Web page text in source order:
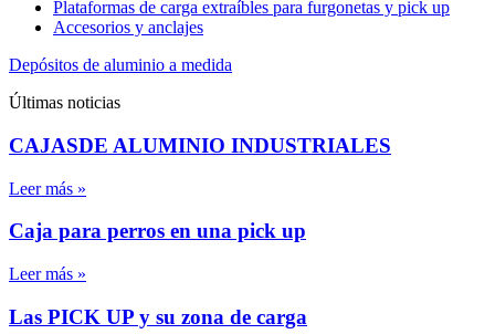
Plataformas de carga extraíbles para furgonetas y pick up
Accesorios y anclajes
Depósitos de aluminio a medida
Últimas noticias
CAJASDE ALUMINIO INDUSTRIALES
Leer más »
Caja para perros en una pick up
Leer más »
Las PICK UP y su zona de carga